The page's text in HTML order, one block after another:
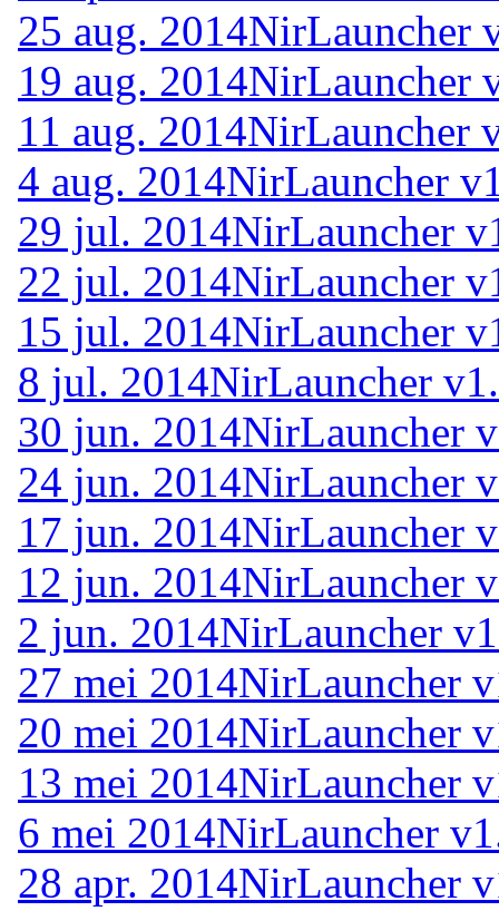
25 aug. 2014NirLauncher
19 aug. 2014NirLauncher
11 aug. 2014NirLauncher
4 aug. 2014NirLauncher
29 jul. 2014NirLauncher
22 jul. 2014NirLauncher
15 jul. 2014NirLauncher
8 jul. 2014NirLauncher
30 jun. 2014NirLauncher
24 jun. 2014NirLauncher
17 jun. 2014NirLauncher
12 jun. 2014NirLauncher
2 jun. 2014NirLauncher
27 mei 2014NirLauncher
20 mei 2014NirLauncher
13 mei 2014NirLauncher
6 mei 2014NirLauncher
28 apr. 2014NirLauncher